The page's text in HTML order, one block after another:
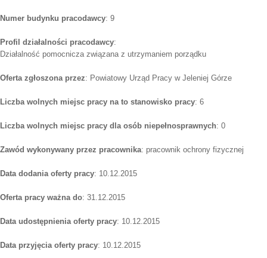
Numer budynku pracodawcy: 9
Profil działalności pracodawcy:
Działalność pomocnicza związana z utrzymaniem porządku
Oferta zgłoszona przez: Powiatowy Urząd Pracy w Jeleniej Górze
Liczba wolnych miejsc pracy na to stanowisko pracy: 6
Liczba wolnych miejsc pracy dla osób niepełnosprawnych: 0
Zawód wykonywany przez pracownika: pracownik ochrony fizycznej
Data dodania oferty pracy: 10.12.2015
Oferta pracy ważna do: 31.12.2015
Data udostępnienia oferty pracy: 10.12.2015
Data przyjęcia oferty pracy: 10.12.2015